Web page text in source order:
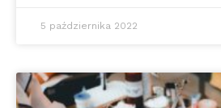
5 października 2022